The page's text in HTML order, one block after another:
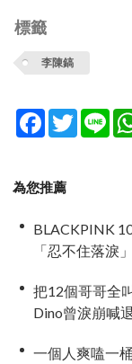
標籤
李陳鎬
Facebook
Twitter
為您推薦
BLACKPINK
「忍不住落淚
把12個哥哥全
Dino曾淚崩喊
一個人爽嗑一